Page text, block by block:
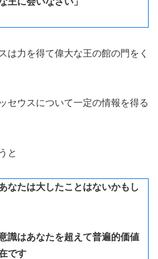
は力を得て偉大な王の館の門をく
ウスについて一定の情報を得る
と
なたは大したことはないかもし
はあなたを超えて普遍的価値
です